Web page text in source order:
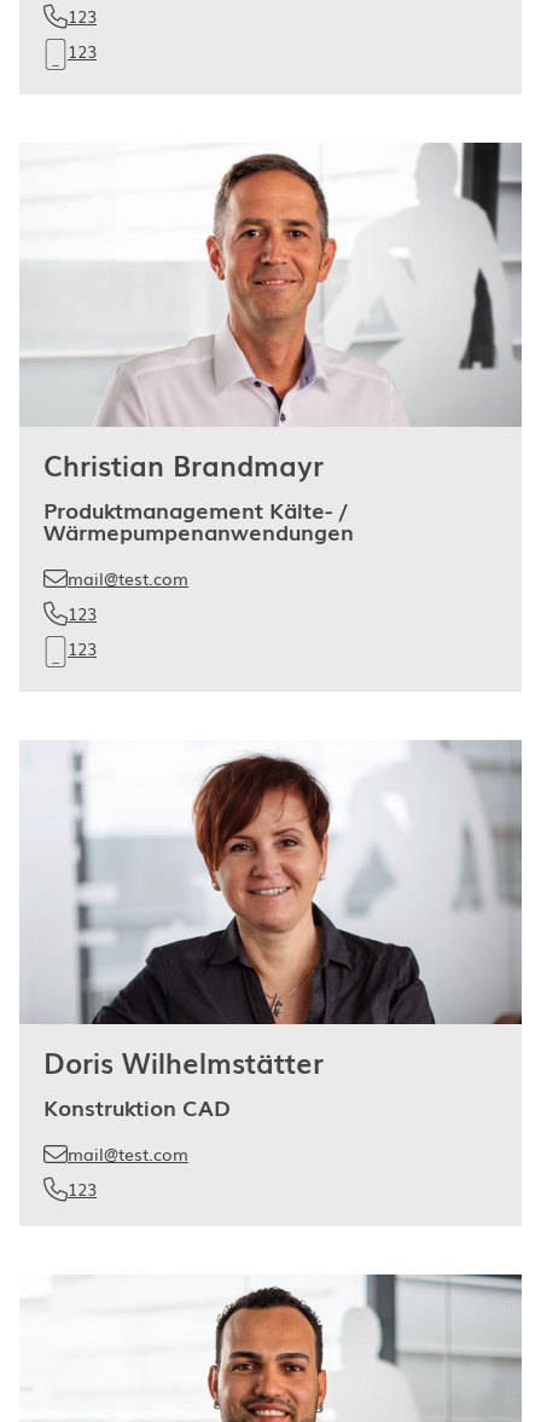
123
123
Christian Brandmayr
Produktmanagement Kälte- /
Wärmepumpenanwendungen
mail@test.com
123
123
Doris Wilhelmstätter
Konstruktion CAD
mail@test.com
123